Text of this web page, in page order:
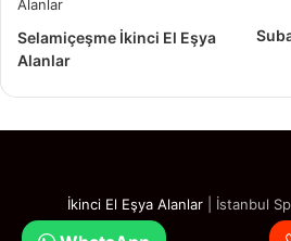
Selamiçeşme İkinci El Eşya
Alanlar
İkinci El Eşya Alanlar İstanbul